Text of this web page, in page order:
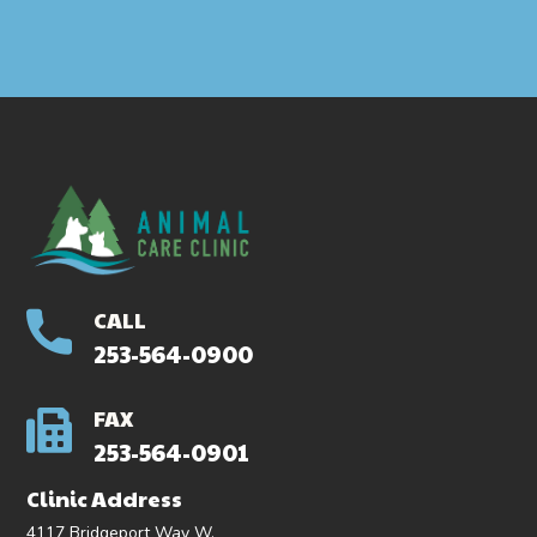
CALL
253-564-0900
FAX
253-564-0901
Clinic Address